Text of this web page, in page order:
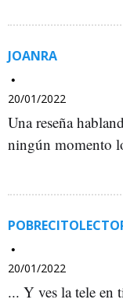
JOANRA
20/01/2022
Una reseña
ningún momento
20/01/2022
... Y ves la tele en